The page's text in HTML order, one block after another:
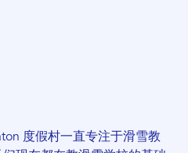
度假村一直专注于滑雪教